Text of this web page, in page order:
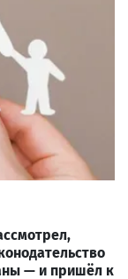
— и пришёл к